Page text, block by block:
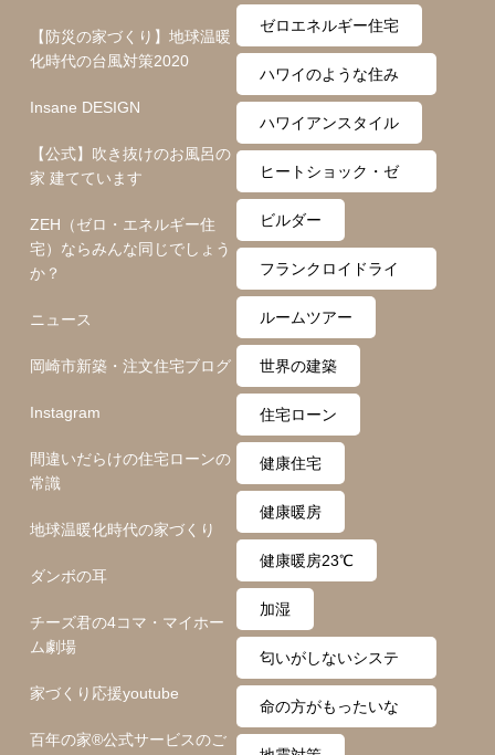
【防災の家づくり】地球温暖
化時代の台風対策2020
Insane DESIGN
【公式】吹き抜けのお風呂の
家 建てています
ZEH（ゼロ・エネルギー住
宅）ならみんな同じでしょう
か？
ニュース
岡崎市新築・注文住宅ブログ
Instagram
間違いだらけの住宅ローンの
常識
地球温暖化時代の家づくり
ダンボの耳
チーズ君の4コマ・マイホー
ム劇場
家づくり応援youtube
百年の家®️公式サービスのご
ゼロエネルギー住宅
ハワイのような住み
心地
ハワイアンスタイル
ヒートショック・ゼ
ロ月間
ビルダー
フランクロイドライ
ト
ルームツアー
世界の建築
住宅ローン
健康住宅
健康暖房
健康暖房23℃
加湿
匂いがしないシステ
ム
命の方がもったいな
い